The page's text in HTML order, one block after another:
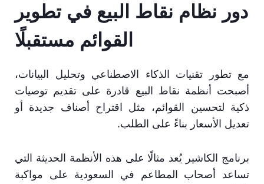
دور نظام نقاط البيع في تطوير
القوائم مستقبلًا
مع تطور تقنيات الذكاء الاصطناعي وتحليل البيانات،
أصبحت أنظمة نقاط البيع قادرة على تقديم توصيات
ذكية لتحسين القوائم، مثل اقتراح أصناف جديدة أو
تعديل الأسعار بناءً على الطلب.
برنامج الكاشير يُعد مثالًا على هذه الأنظمة الحديثة التي
تساعد أصحاب المطاعم في السعودية على مواكبة